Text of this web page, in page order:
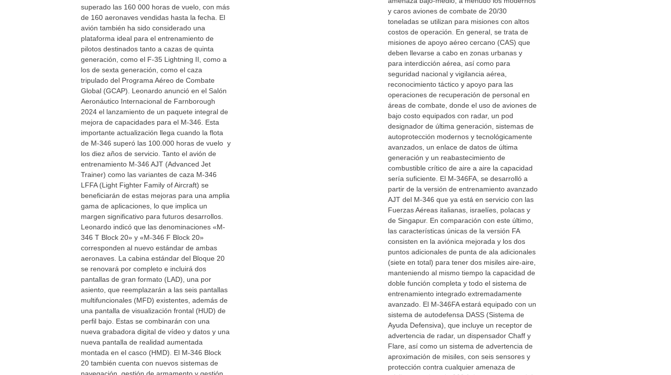
superado las 160 000 horas de vuelo, con más
de 160 aeronaves vendidas hasta la fecha. El
avión también ha sido considerado una
plataforma ideal para el entrenamiento de
pilotos destinados tanto a cazas de quinta
generación, como el F-35 Lightning II, como a
los de sexta generación, como el caza
tripulado del Programa Aéreo de Combate
Global (GCAP). Leonardo anunció en el Salón
Aeronáutico Internacional de Farnborough
2024 el lanzamiento de un paquete integral de
mejora de capacidades para el M-346. Esta
importante actualización llega cuando la flota
de M-346 superó las 100.000 horas de vuelo y
los diez años de servicio. Tanto el avión de
entrenamiento M-346 AJT (Advanced Jet
Trainer) como las variantes de caza M-346
LFFA (Light Fighter Family of Aircraft) se
beneficiarán de estas mejoras para una amplia
gama de aplicaciones, lo que implica un
margen significativo para futuros desarrollos.
Leonardo indicó que las denominaciones «M-
346 T Block 20» y «M-346 F Block 20»
corresponden al nuevo estándar de ambas
aeronaves. La cabina estándar del Bloque 20
se renovará por completo e incluirá dos
pantallas de gran formato (LAD), una por
asiento, que reemplazarán a las seis pantallas
multifuncionales (MFD) existentes, además de
una pantalla de visualización frontal (HUD) de
perfil bajo. Estas se combinarán con una
nueva grabadora digital de vídeo y datos y una
nueva pantalla de realidad aumentada
montada en el casco (HMD). El M-346 Block
20 también cuenta con nuevos sistemas de
y caros aviones de combate de 20/30
toneladas se utilizan para misiones con altos
costos de operación. En general, se trata de
misiones de apoyo aéreo cercano (CAS) que
deben llevarse a cabo en zonas urbanas y
para interdicción aérea, así como para
seguridad nacional y vigilancia aérea,
reconocimiento táctico y apoyo para las
operaciones de recuperación de personal en
áreas de combate, donde el uso de aviones de
bajo costo equipados con radar, un pod
designador de última generación, sistemas de
autoprotección modernos y tecnológicamente
avanzados, un enlace de datos de última
generación y un reabastecimiento de
combustible crítico de aire a aire la capacidad
sería suficiente. El M-346FA, se desarrolló a
partir de la versión de entrenamiento avanzado
AJT del M-346 que ya está en servicio con las
Fuerzas Aéreas italianas, israelíes, polacas y
de Singapur. En comparación con este último,
las características únicas de la versión FA
consisten en la aviónica mejorada y los dos
puntos adicionales de punta de ala adicionales
(siete en total) para tener dos misiles aire-aire,
manteniendo al mismo tiempo la capacidad de
doble función completa y todo el sistema de
entrenamiento integrado extremadamente
avanzado. El M-346FA estará equipado con un
sistema de autodefensa DASS (Sistema de
Ayuda Defensiva), que incluye un receptor de
advertencia de radar, un dispensador Chaff y
Flare, así como un sistema de advertencia de
aproximación de misiles, con seis sensores y
protección contra cualquier amenaza de